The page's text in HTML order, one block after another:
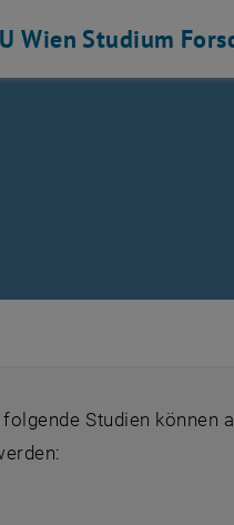
Wien Studium
Studien können